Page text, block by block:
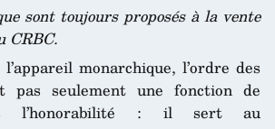
sont toujours proposés à la vente
CRBC.
monarchique, l’ordre des
pas seulement une fonction de
l’honorabilité : il sert au